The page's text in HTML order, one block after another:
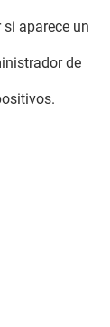
aparece un
de